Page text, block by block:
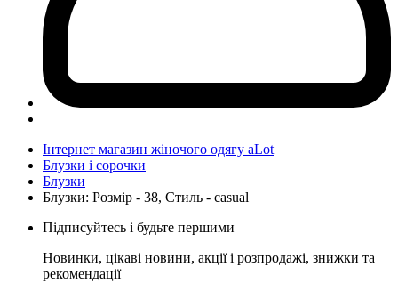
Інтернет магазин жіночого одягу aLot
Блузки і сорочки
Блузки
Блузки: Розмір - 38, Стиль - casual
Підписуйтесь і будьте першими
Новинки, цікаві новини, акції і розпродажі, знижки та
рекомендації